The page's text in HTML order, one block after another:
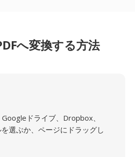
へ変換する方法
ドライブ、Dropbox、
選ぶか、ページにドラッグし